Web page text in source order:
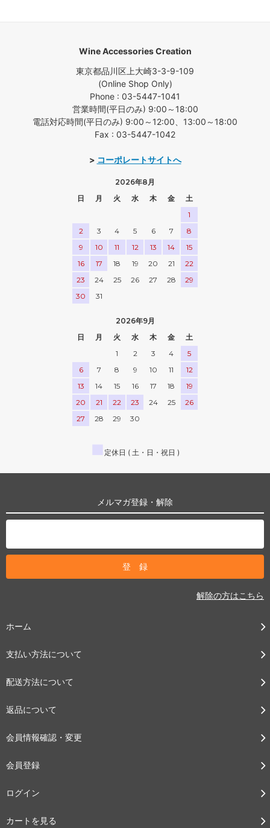
Wine Accessories Creation
東京都品川区上大崎3-3-9-109
(Online Shop Only)
Phone : 03-5447-1041
営業時間(平日のみ) 9:00～18:00
電話対応時間(平日のみ) 9:00～12:00、13:00～18:00
Fax : 03-5447-1042
> コーポレートサイトへ
2026年8月
日
月 火 水 木 金
土
1
2
3 4 5 6 7
8
9
10 11 12 13 14
15
16
17 18 19 20 21
22
23
24 25 26 27 28
29
30
31
2026年9月
日
月 火 水 木 金
土
1
2 3 4
5
6
7 8 9 10 11
12
13
14 15 16 17 18
19
20
21 22 23 24 25
26
27
28 29 30
■ 定休日 ( 土・日・祝日 )
メルマガ登録・解除
解除の方はこちら
ホーム
支払い方法について
配送方法について
返品について
会員情報確認・変更
会員登録
ログイン
カートを見る